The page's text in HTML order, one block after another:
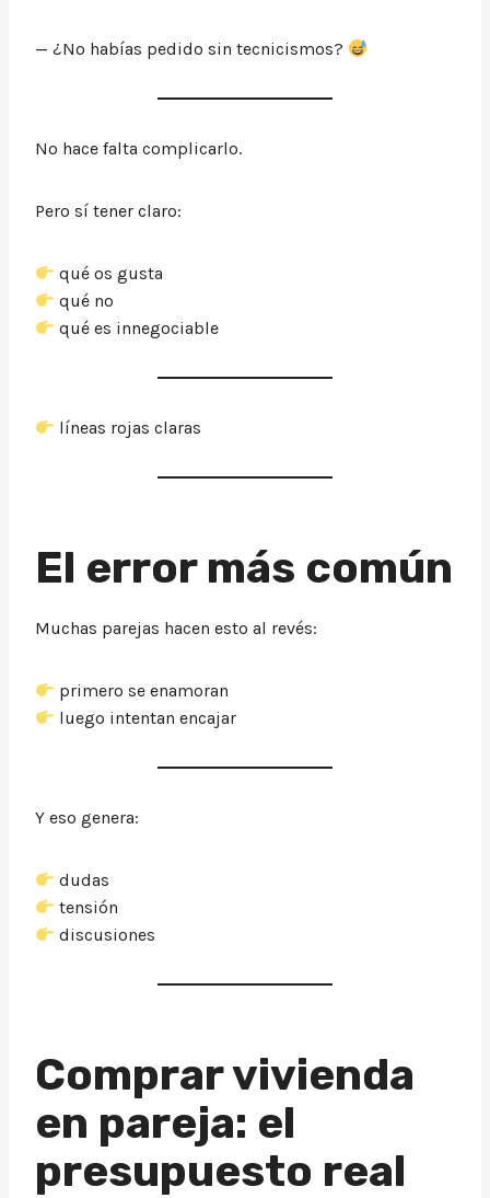
— ¿No habías pedido sin tecnicismos?
No hace falta complicarlo.
Pero sí tener claro:
qué os gusta
qué no
qué es innegociable
líneas rojas claras
El error más común
Muchas parejas hacen esto al revés:
primero se enamoran
luego intentan encajar
Y eso genera:
dudas
tensión
discusiones
Comprar vivienda
en pareja: el
presupuesto real